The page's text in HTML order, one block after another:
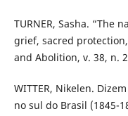
TURNER, Sasha. “The
grief, sacred
and Abolition, v. 38, n.
WITTER, Nikelen.
no sul do Brasil (1845-